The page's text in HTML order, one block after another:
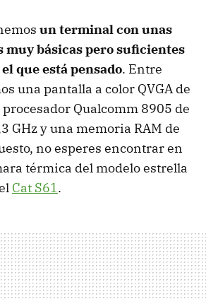
un terminal con unas
muy básicas pero suficientes
que está pensado. Entre
una pantalla a color QVGA de
Qualcomm 8905 de
GHz y una memoria RAM de
no esperes encontrar en
térmica del modelo estrella
Cat S61.